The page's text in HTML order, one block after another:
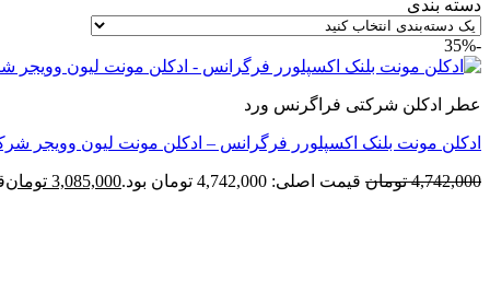
دسته بندی
-35%
عطر ادکلن شرکتی فراگرنس ورد
ادکلن مونت بلنک اکسپلورر فرگرانس – ادکلن مونت لیون وویجر
4,742,000 تومان قیمت اصلی: 4,742,000 تومان بود. 3,085,000 تومان